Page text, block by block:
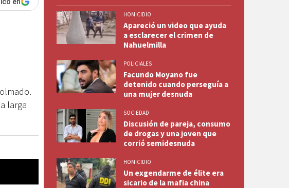
larga
HOMICIDIO
Apareció un video que ayuda
a esclarecer el crimen de
Nahuelmilla
POLICIALES
Facundo Moyano fue
detenido cuando perseguía a
una mujer desnuda
SOCIEDAD
Discusión de pareja, consumo
de drogas y una joven que
corrió semidesnuda
HOMICIDIO
Un exgendarme de élite era
sicario de la mafia china